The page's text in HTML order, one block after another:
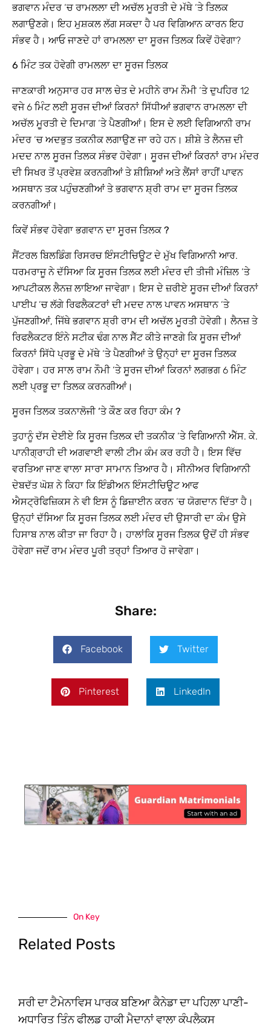
ਭਗਵਾਨ ਮੰਦਰ ‘ਚ ਰਾਮਲਲਾ ਦੀ ਅਚੱਲ ਮੂਰਤੀ ਦੇ ਮੱਥੇ ‘ਤੇ ਤਿਲਕ
ਲਗਾਉਣਗੇ। ਇਹ ਮੁਸ਼ਕਲ ਲੱਗ ਸਕਦਾ ਹੈ ਪਰ ਵਿਗਿਆਨ ਕਾਰਨ ਇਹ
ਸੰਭਵ ਹੈ। ਆਓ ਜਾਣਦੇ ਹਾਂ ਰਾਮਲਲਾ ਦਾ ਸੂਰਜ ਤਿਲਕ ਕਿਵੇਂ ਹੋਵੇਗਾ?
6 ਮਿੰਟ ਤਕ ਹੋਵੇਗੀ ਰਾਮਲਲਾ ਦਾ ਸੂਰਜ ਤਿਲਕ
ਜਾਣਕਾਰੀ ਅਨੁਸਾਰ ਹਰ ਸਾਲ ਚੇਤ ਦੇ ਮਹੀਨੇ ਰਾਮ ਨੌਮੀ ‘ਤੇ ਦੁਪਹਿਰ 12
ਵਜੇ 6 ਮਿੰਟ ਲਈ ਸੂਰਜ ਦੀਆਂ ਕਿਰਨਾਂ ਸਿੱਧੀਆਂ ਭਗਵਾਨ ਰਾਮਲਲਾ ਦੀ
ਅਚੱਲ ਮੂਰਤੀ ਦੇ ਦਿਮਾਗ ‘ਤੇ ਪੈਣਗੀਆਂ। ਇਸ ਦੇ ਲਈ ਵਿਗਿਆਨੀ ਰਾਮ
ਮੰਦਰ ‘ਚ ਅਦਭੁਤ ਤਕਨੀਕ ਲਗਾਉਣ ਜਾ ਰਹੇ ਹਨ। ਸ਼ੀਸ਼ੇ ਤੇ ਲੈਨਜ਼ ਦੀ
ਮਦਦ ਨਾਲ ਸੂਰਜ ਤਿਲਕ ਸੰਭਵ ਹੋਵੇਗਾ। ਸੂਰਜ ਦੀਆਂ ਕਿਰਨਾਂ ਰਾਮ ਮੰਦਰ
ਦੀ ਸਿਖਰ ਤੋਂ ਪ੍ਰਵੇਸ਼ ਕਰਨਗੀਆਂ ਤੇ ਸ਼ੀਸ਼ਿਆਂ ਅਤੇ ਲੈਂਸਾਂ ਰਾਹੀਂ ਪਾਵਨ
ਅਸਥਾਨ ਤਕ ਪਹੁੰਚਣਗੀਆਂ ਤੇ ਭਗਵਾਨ ਸ਼੍ਰੀ ਰਾਮ ਦਾ ਸੂਰਜ ਤਿਲਕ
ਕਰਨਗੀਆਂ।
ਕਿਵੇਂ ਸੰਭਵ ਹੋਵੇਗਾ ਭਗਵਾਨ ਦਾ ਸੂਰਜ ਤਿਲਕ ?
ਸੈਂਟਰਲ ਬਿਲਡਿੰਗ ਰਿਸਰਚ ਇੰਸਟੀਚਿਊਟ ਦੇ ਮੁੱਖ ਵਿਗਿਆਨੀ ਆਰ.
ਧਰਮਰਾਜੂ ਨੇ ਦੱਸਿਆ ਕਿ ਸੂਰਜ ਤਿਲਕ ਲਈ ਮੰਦਰ ਦੀ ਤੀਜੀ ਮੰਜ਼ਿਲ ‘ਤੇ
ਆਪਟੀਕਲ ਲੈਨਜ਼ ਲਾਇਆ ਜਾਵੇਗਾ। ਇਸ ਦੇ ਜ਼ਰੀਏ ਸੂਰਜ ਦੀਆਂ ਕਿਰਨਾਂ
ਪਾਈਪ ‘ਚ ਲੱਗੇ ਰਿਫਲੈਕਟਰਾਂ ਦੀ ਮਦਦ ਨਾਲ ਪਾਵਨ ਅਸਥਾਨ ‘ਤੇ
ਪੁੱਜਣਗੀਆਂ, ਜਿੱਥੇ ਭਗਵਾਨ ਸ਼੍ਰੀ ਰਾਮ ਦੀ ਅਚੱਲ ਮੂਰਤੀ ਹੋਵੇਗੀ। ਲੈਨਜ਼ ਤੇ
ਰਿਫਲੈਕਟਰ ਇੰਨੇ ਸਟੀਕ ਢੰਗ ਨਾਲ ਸੈੱਟ ਕੀਤੇ ਜਾਣਗੇ ਕਿ ਸੂਰਜ ਦੀਆਂ
ਕਿਰਨਾਂ ਸਿੱਧੇ ਪ੍ਰਭੂ ਦੇ ਮੱਥੇ ‘ਤੇ ਪੈਣਗੀਆਂ ਤੇ ਉਨ੍ਹਾਂ ਦਾ ਸੂਰਜ ਤਿਲਕ
ਹੋਵੇਗਾ। ਹਰ ਸਾਲ ਰਾਮ ਨੌਮੀ ‘ਤੇ ਸੂਰਜ ਦੀਆਂ ਕਿਰਨਾਂ ਲਗਭਗ 6 ਮਿੰਟ
ਲਈ ਪ੍ਰਭੂ ਦਾ ਤਿਲਕ ਕਰਨਗੀਆਂ।
ਸੂਰਜ ਤਿਲਕ ਤਕਨਾਲੋਜੀ ‘ਤੇ ਕੌਣ ਕਰ ਰਿਹਾ ਕੰਮ ?
ਤੁਹਾਨੂੰ ਦੱਸ ਦੇਈਏ ਕਿ ਸੂਰਜ ਤਿਲਕ ਦੀ ਤਕਨੀਕ ‘ਤੇ ਵਿਗਿਆਨੀ ਐੱਸ. ਕੇ.
ਪਾਨੀਗ੍ਰਾਹੀ ਦੀ ਅਗਵਾਈ ਵਾਲੀ ਟੀਮ ਕੰਮ ਕਰ ਰਹੀ ਹੈ। ਇਸ ਵਿੱਚ
ਵਰਤਿਆ ਜਾਣ ਵਾਲਾ ਸਾਰਾ ਸਾਮਾਨ ਤਿਆਰ ਹੈ। ਸੀਨੀਅਰ ਵਿਗਿਆਨੀ
ਦੇਬਦੱਤ ਘੋਸ਼ ਨੇ ਕਿਹਾ ਕਿ ਇੰਡੀਅਨ ਇੰਸਟੀਚਿਊਟ ਆਫ
ਐਸਟ੍ਰੋਫਿਜ਼ਿਕਸ ਨੇ ਵੀ ਇਸ ਨੂੰ ਡਿਜ਼ਾਈਨ ਕਰਨ ‘ਚ ਯੋਗਦਾਨ ਦਿੱਤਾ ਹੈ।
ਉਨ੍ਹਾਂ ਦੱਸਿਆ ਕਿ ਸੂਰਜ ਤਿਲਕ ਲਈ ਮੰਦਰ ਦੀ ਉਸਾਰੀ ਦਾ ਕੰਮ ਉਸੇ
ਹਿਸਾਬ ਨਾਲ ਕੀਤਾ ਜਾ ਰਿਹਾ ਹੈ। ਹਾਲਾਂਕਿ ਸੂਰਜ ਤਿਲਕ ਉਦੋਂ ਹੀ ਸੰਭਵ
ਹੋਵੇਗਾ ਜਦੋਂ ਰਾਮ ਮੰਦਰ ਪੂਰੀ ਤਰ੍ਹਾਂ ਤਿਆਰ ਹੋ ਜਾਵੇਗਾ।
Share:
Facebook Twitter
Pinterest LinkedIn
On Key
Related Posts
ਸਰੀ ਦਾ ਟੈਮੇਨਾਵਿਸ ਪਾਰਕ ਬਣਿਆ ਕੈਨੇਡਾ ਦਾ ਪਹਿਲਾ ਪਾਣੀ-
ਅਧਾਰਿਤ ਤਿੰਨ ਫੀਲਡ ਹਾਕੀ ਮੈਦਾਨਾਂ ਵਾਲਾ ਕੰਪਲੈਕਸ